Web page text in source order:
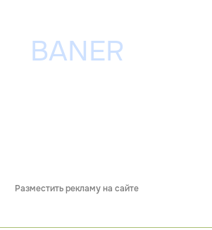
Разместить рекламу на сайте